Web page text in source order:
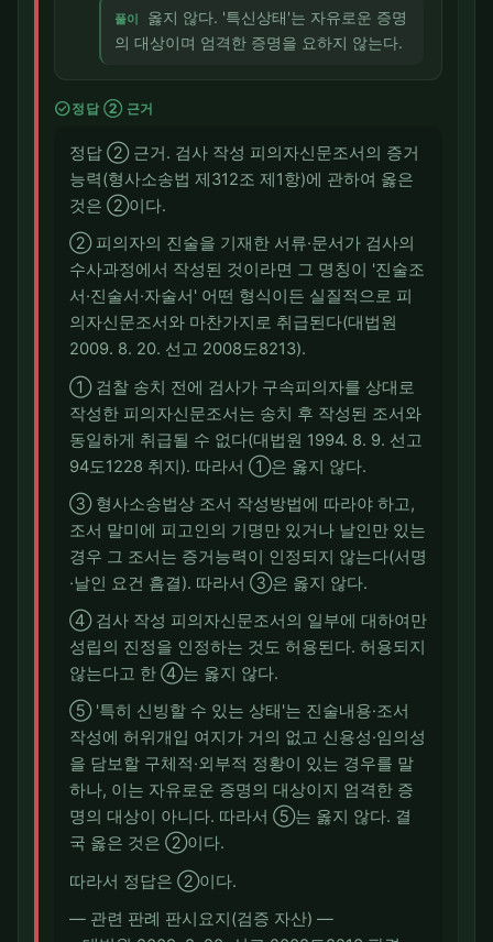
풀이
옳지 않다. '특신상태'는 자유로운 증명
의 대상이며 엄격한 증명을 요하지 않는다.
check_circle정답 ② 근거
정답 ② 근거. 검사 작성 피의자신문조서의 증거
능력(형사소송법 제312조 제1항)에 관하여 옳은
것은 ②이다.
② 피의자의 진술을 기재한 서류·문서가 검사의
수사과정에서 작성된 것이라면 그 명칭이 '진술조
서·진술서·자술서' 어떤 형식이든 실질적으로 피
의자신문조서와 마찬가지로 취급된다(대법원
2009. 8. 20. 선고 2008도8213).
① 검찰 송치 전에 검사가 구속피의자를 상대로
작성한 피의자신문조서는 송치 후 작성된 조서와
동일하게 취급될 수 없다(대법원 1994. 8. 9. 선고
94도1228 취지). 따라서 ①은 옳지 않다.
③ 형사소송법상 조서 작성방법에 따라야 하고,
조서 말미에 피고인의 기명만 있거나 날인만 있는
경우 그 조서는 증거능력이 인정되지 않는다(서명
·날인 요건 흠결). 따라서 ③은 옳지 않다.
④ 검사 작성 피의자신문조서의 일부에 대하여만
성립의 진정을 인정하는 것도 허용된다. 허용되지
않는다고 한 ④는 옳지 않다.
⑤ '특히 신빙할 수 있는 상태'는 진술내용·조서
작성에 허위개입 여지가 거의 없고 신용성·임의성
을 담보할 구체적·외부적 정황이 있는 경우를 말
하나, 이는 자유로운 증명의 대상이지 엄격한 증
명의 대상이 아니다. 따라서 ⑤는 옳지 않다. 결
국 옳은 것은 ②이다.
따라서 정답은 ②이다.
― 관련 판례 판시요지(검증 자산) ―